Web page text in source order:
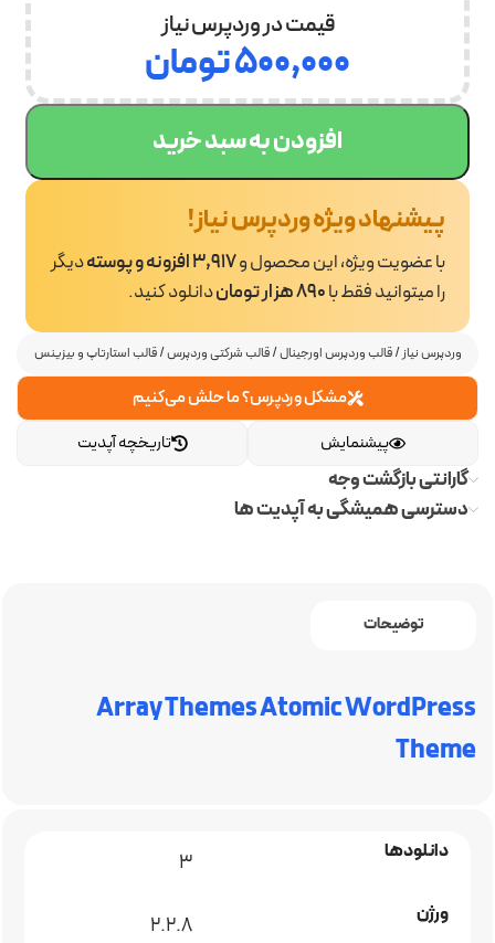
وردپرس نیاز/قالب وردپرس اورجینال/قالب شرکتی وردپرس/قالب استارتاپ و بیزینس
مشکل وردپرس؟ ما حلش می‌کنیم
تاریخچه آپدیت
پیشنمایش
گارانتی بازگشت وجه
دسترسی همیشگی به آپدیت ها
قیمت در وردپرس نیاز
۵۰۰,۰۰۰تومان
افزودن به سبد خرید
پیشنهاد ویژه وردپرس نیاز!
با عضویت ویژه، این محصول و3,917 افزونه و پوسته
دیگر
را میتوانید فقط با890 هزار تومان دانلود کنید.
توضیحات
Array Themes Atomic WordPress
Theme
دانلودها 3
ورژن 2.2.8